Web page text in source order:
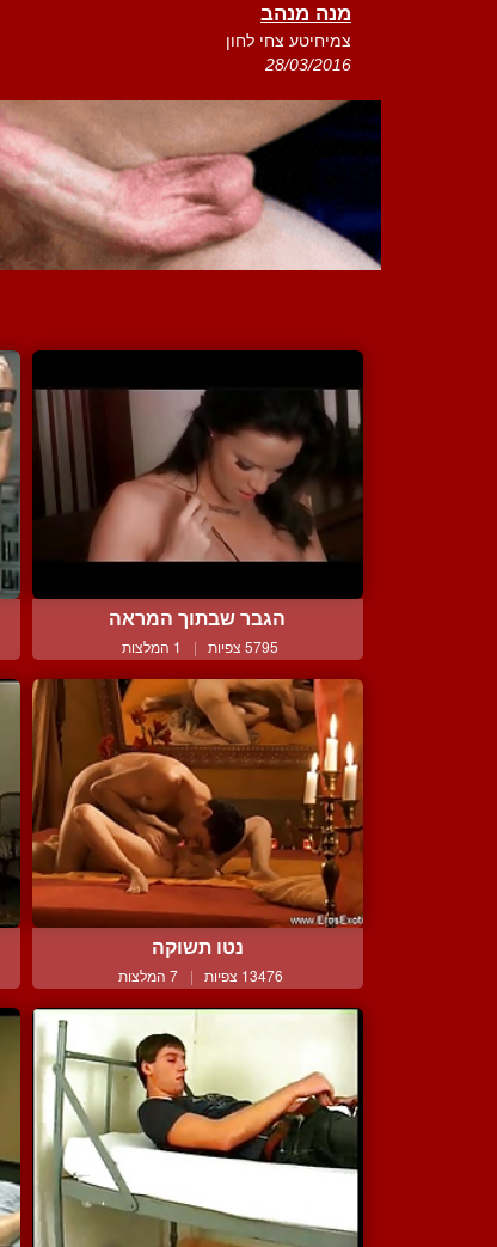
מנה מנהב
צמיחיטע צחי לחון
28/03/2016
הגבר שבתוך המראה
5795 צפיות | 1 המלצות
נטו תשוקה
13476 צפיות | 7 המלצות